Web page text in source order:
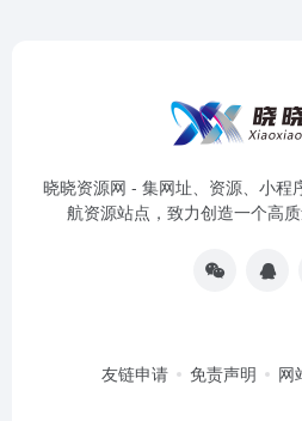
晓晓资源网 - 集网址、资源、小程
航资源站点，致力创造一个高
友链申请 免责声明 网